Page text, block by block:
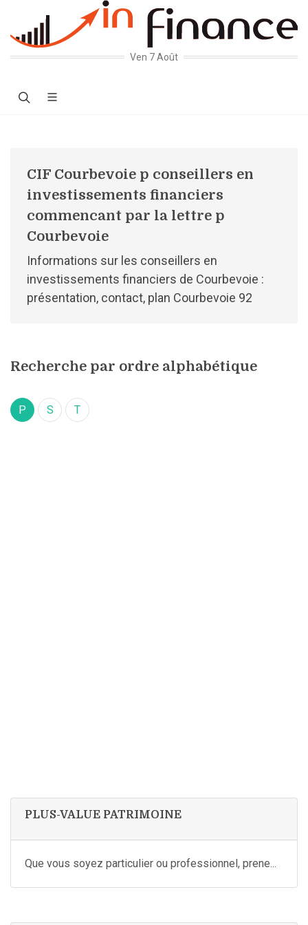
Ven 7 Août
CIF Courbevoie p conseillers en
investissements financiers
commencant par la lettre p
Courbevoie
Informations sur les conseillers en
investissements financiers de Courbevoie :
présentation, contact, plan Courbevoie 92
Recherche par ordre alphabétique
P S T
PLUS-VALUE PATRIMOINE
Que vous soyez particulier ou professionnel, prene...